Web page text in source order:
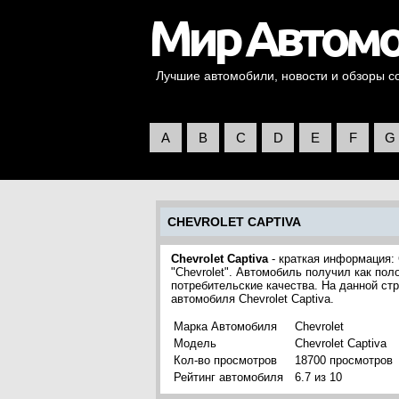
Лучшие автомобили, новости и обзоры
A B C D E F G
CHEVROLET CAPTIVA
Chevrolet Captiva- краткая информация:
"Chevrolet". Автомобиль получил как
потребительские качества. На данной
автомобиля Chevrolet Captiva.
Марка Автомобиля
Chevrolet
Модель
Chevrolet Captiva
Кол-во просмотров
18700 просмотров
Рейтинг автомобиля
6.7 из 10